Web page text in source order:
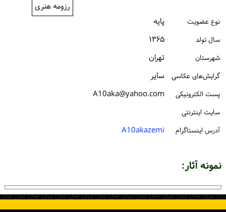
رزومه هنری
نوع عضویت پایه
سال تولد ۱۳۶۵
شهرستان تهران
گرایش‌های عکاسی سایر
پست الكترونیكی A10aka@yahoo.com
سایت اینترنتی
آدرس اینستاگرام
A10akazemi
نمونه آثار: